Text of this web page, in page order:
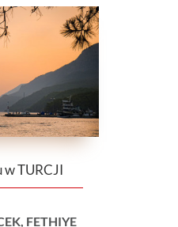
TURCJI
FETHIYE